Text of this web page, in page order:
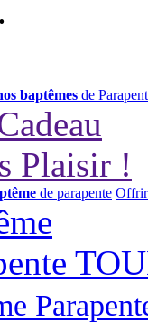
baptêmes de
Plaisir !
de parapente